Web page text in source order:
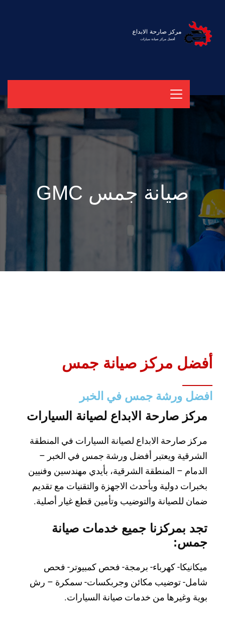
صيانة جمس GMC
أفضل مركز صيانة جمس
افضل ورشة جمس في الخبر
مركز صارحة الابداع لصيانة السيارات
مركز صارحة الابداع لصيانة السيارات في المنطقة
الشرقية ويعتبر أفضل ورشة جمس في الخبر –
الدمام – المنطقة الشرقية، بأيدي مهندسين وفنيين
بخبرات دولية وبأحدث الاجهزة والتقنيات مع تقديم
ضمان للصيانة والتوضيب وتأمين قطع غيار أصلية.
تجد بمركزنا جميع خدمات صيانة
جمس:
ميكانيكا- كهرباء- برمجة- فحص كمبيوتر- فحص
شامل- توضيب مكائن وجربكسات- سمكرة – رش
بوية وغيرها من خدمات صيانة السيارات.